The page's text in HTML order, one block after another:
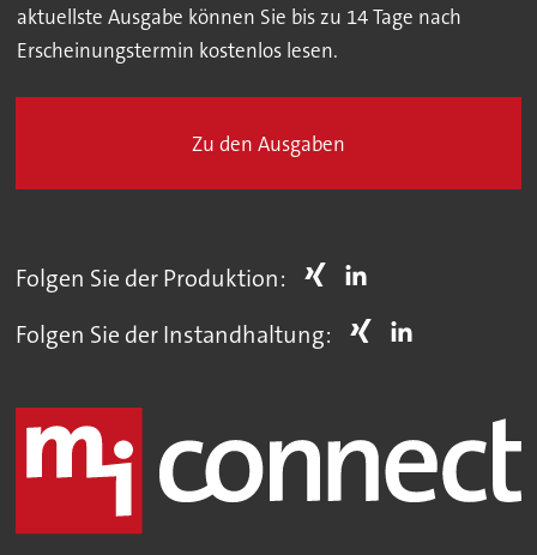
aktuellste Ausgabe können Sie bis zu 14 Tage nach
Erscheinungstermin kostenlos lesen.
Zu den Ausgaben
Folgen Sie der Produktion:
Folgen Sie der Instandhaltung: